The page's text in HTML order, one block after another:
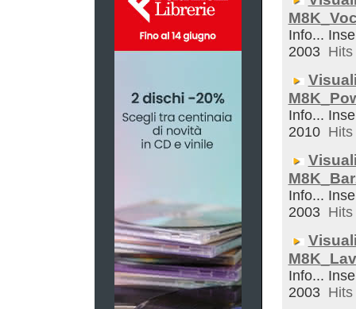
Info...
2003
Info...
2010
Info...
2003
Info...
2003